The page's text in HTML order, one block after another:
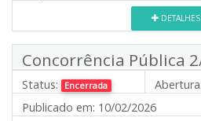
DETALHES
Concorrência Pública
Status: Encerrada Abertura:
Publicado em: 10/02/2026